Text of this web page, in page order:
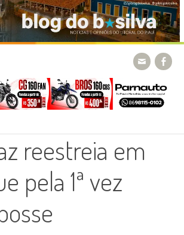
reestreia em
pela 1ª vez